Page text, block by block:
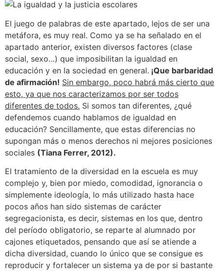
El juego de palabras de este apartado, lejos de ser una
metáfora, es muy real. Como ya se ha señalado en el
apartado anterior, existen diversos factores (clase
social, sexo…) que imposibilitan la igualdad en
educación y en la sociedad en general. ¡Que barbaridad
de afirmación! Sin embargo, poco habrá más cierto que
esto, ya que nos caracterizamos por ser todos
diferentes de todos. Si somos tan diferentes, ¿qué
defendemos cuando hablamos de igualdad en
educación? Sencillamente, que estas diferencias no
supongan más o menos derechos ni mejores posiciones
sociales (Tiana Ferrer, 2012).
El tratamiento de la diversidad en la escuela es muy
complejo y, bien por miedo, comodidad, ignorancia o
simplemente ideología, lo más utilizado hasta hace
pocos años han sido sistemas de carácter
segregacionista, es decir, sistemas en los que, dentro
del período obligatorio, se reparte al alumnado por
cajones etiquetados, pensando que así se atiende a
dicha diversidad, cuando lo único que se consigue es
reproducir y fortalecer un sistema ya de por si bastante